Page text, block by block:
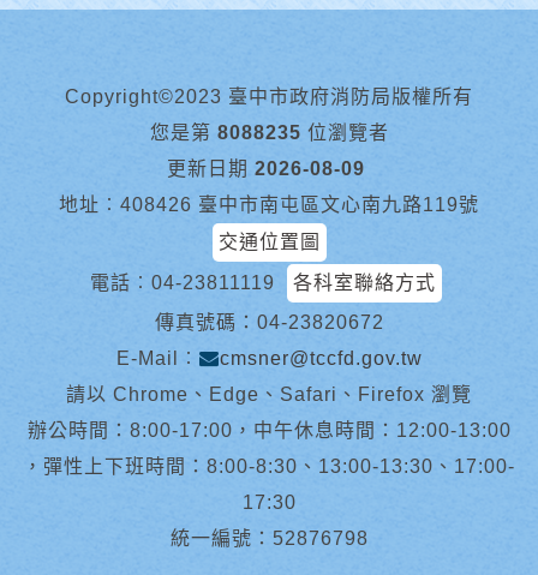
Copyright©2023 臺中市政府消防局版權所有
您是第 8088235 位瀏覽者
更新日期 2026-08-09
地址︰408426 臺中市南屯區文心南九路119號
交通位置圖
電話︰ 04-23811119
各科室聯絡方式
傳真號碼：04-23820672
E-Mail︰
cmsner@tccfd.gov.tw
請以 Chrome、Edge、Safari、Firefox 瀏覽
辦公時間：8:00-17:00，中午休息時間：12:00-13:00
，彈性上下班時間：8:00-8:30、13:00-13:30、17:00-
17:30
統一編號：52876798